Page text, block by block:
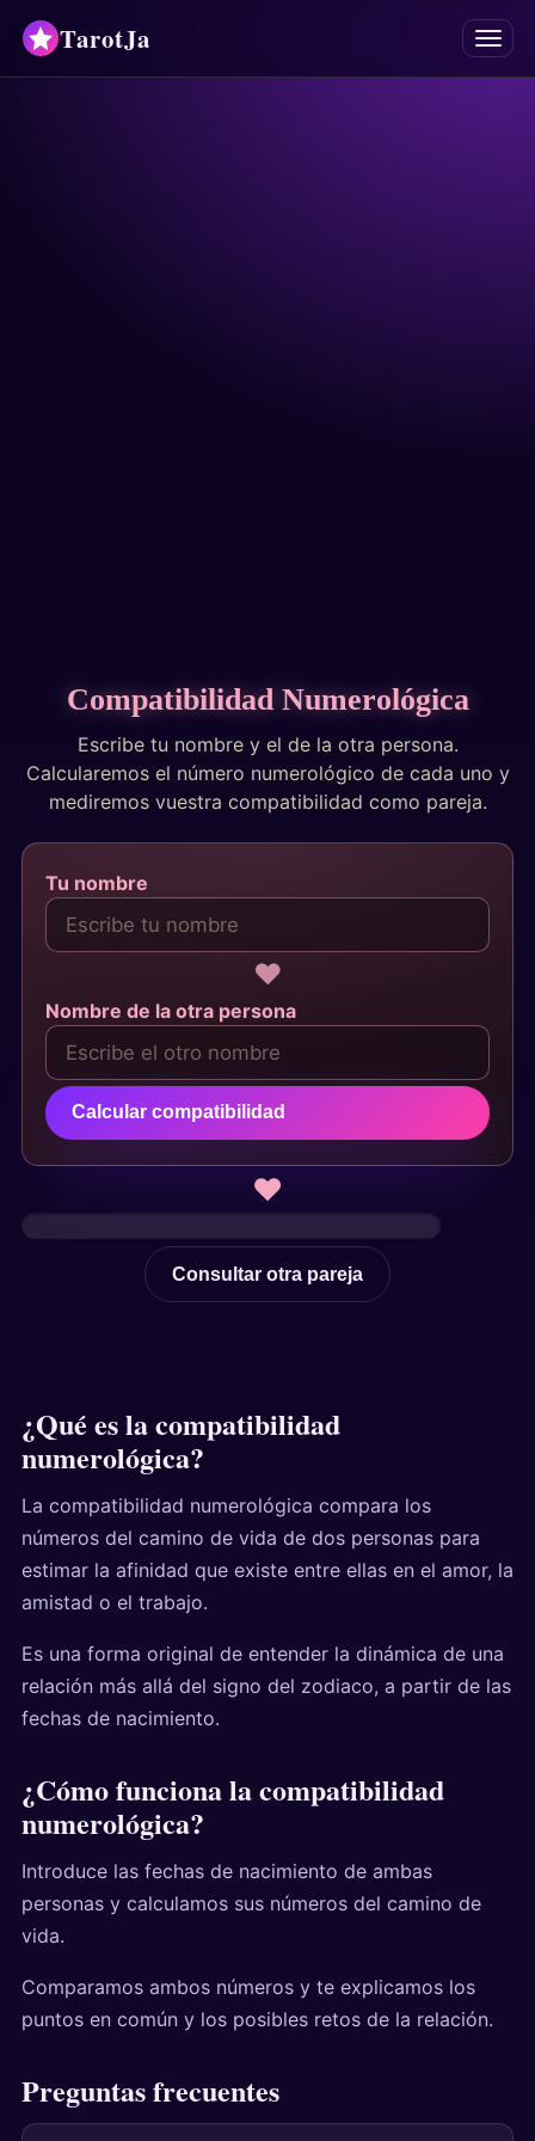
TarotJa Menú
Compatibilidad Numerológica
Escribe tu nombre y el de la otra persona.
Calcularemos el número numerológico de cada uno y
mediremos vuestra compatibilidad como pareja.
Tu nombre
♥
Nombre de la otra persona
Calcular compatibilidad
♥
Consultar otra pareja
¿Qué es la compatibilidad
numerológica?
La compatibilidad numerológica compara los
números del camino de vida de dos personas para
estimar la afinidad que existe entre ellas en el amor, la
amistad o el trabajo.
Es una forma original de entender la dinámica de una
relación más allá del signo del zodiaco, a partir de las
fechas de nacimiento.
¿Cómo funciona la compatibilidad
numerológica?
Introduce las fechas de nacimiento de ambas
personas y calculamos sus números del camino de
vida.
Comparamos ambos números y te explicamos los
puntos en común y los posibles retos de la relación.
Preguntas frecuentes